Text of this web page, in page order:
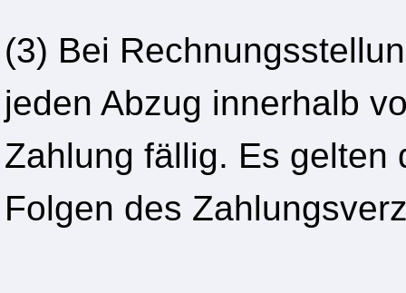
(3) Bei
jeden Abzug innerhalb
Zahlung fällig. Es gelten
Folgen des